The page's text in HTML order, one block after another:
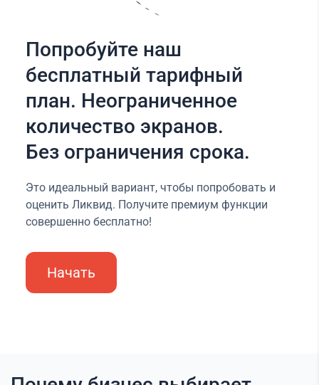
Попробуйте наш
бесплатный тарифный
план. Неограниченное
количество экранов.
Без ограничения срока.
Это идеальный вариант, чтобы попробовать и
оценить Ликвид. Получите премиум функции
совершенно бесплатно!
Начать